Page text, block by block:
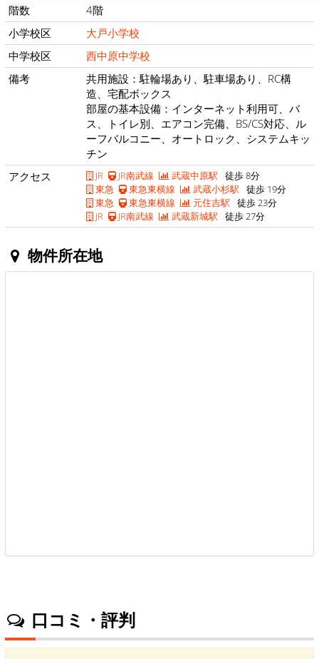
階数
4階
小学校区
大戸小学校
中学校区
西中原中学校
備考
共用施設：駐輪場あり、駐車場あり、RC構
造、宅配ボックス
部屋の基本設備：インターネット利用可、バ
ス、トイレ別、エアコン完備、BS/CS対応、ル
ーフバルコニー、オートロック、システムキッ
チン
アクセス
JR JR南武線 武蔵中原駅 徒歩 8分
東急
東急東横線 武蔵小杉駅 徒歩 19分
東急
東急東横線 元住吉駅 徒歩 23分
JR
JR南武線 武蔵新城駅 徒歩 27分
物件所在地
口コミ・評判